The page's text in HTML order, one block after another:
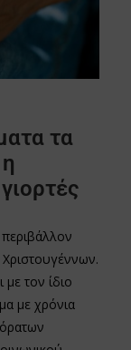
τα
Χριστουγέννων.
με τον ίδιο
με χρόνια